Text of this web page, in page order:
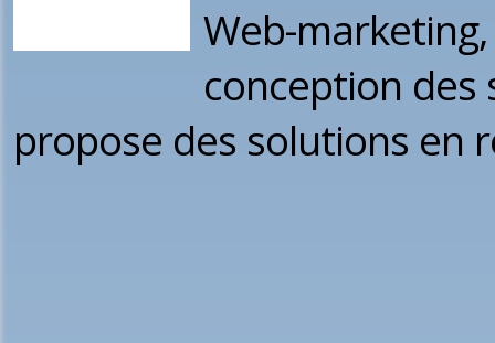
Web-
conception des
propose des solutions en